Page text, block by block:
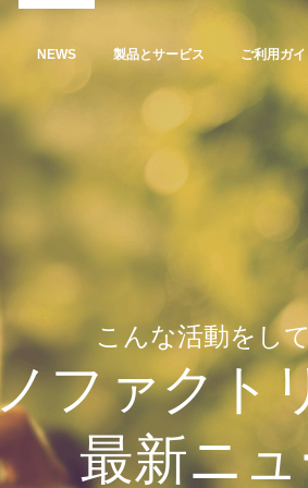
NEWS 製品とサービス ご利用ガイ
こんな活動をし
ファクト
最新ニュ